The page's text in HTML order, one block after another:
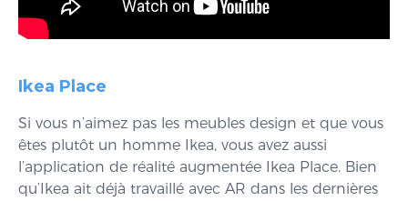
Ikea Place
Si vous n’aimez pas les meubles design et que vous
êtes plutôt un homme Ikea, vous avez aussi
l’application de réalité augmentée Ikea Place. Bien
qu’Ikea ait déjà travaillé avec AR dans les dernières